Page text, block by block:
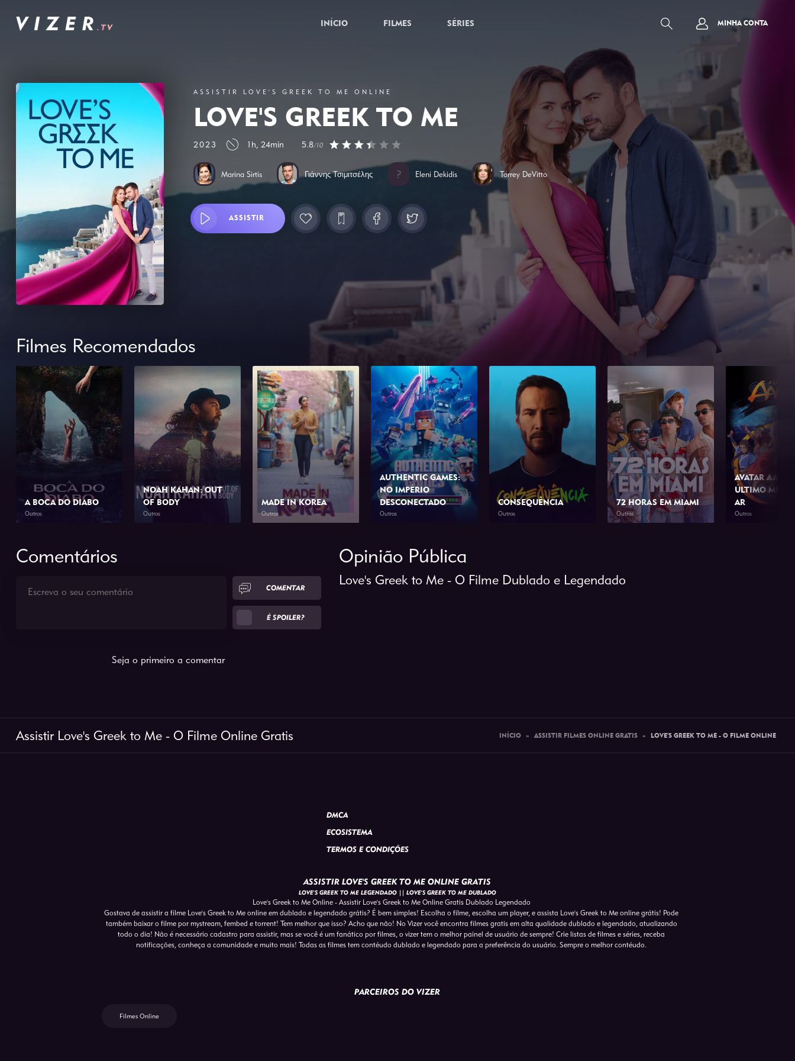
INÍCIO FILMES SÉRIES MINHA CONTA
ASSISTIR LOVE'S GREEK TO ME ONLINE
LOVE'S GREEK TO ME
2023 1h, 24min 5.8/10
Marina Sirtis Γιάννης Τσιμιτσέλης Eleni Dekidis Torrey DeVitto
ASSISTIR
Filmes Recomendados
A BOCA DO DIABO
Outros
NOAH KAHAN: OUT
OF BODY
Outros
MADE IN KOREA
Outros
AUTHENTIC GAMES:
NO IMPÉRIO
DESCONECTADO
Outros
CONSEQUÊNCIA
Outros
72 HORAS EM MIAMI
Outros
AVATAR AANG:
ÚLTIMO
AR
Outros
Comentários
COMENTAR
É SPOILER?
Seja o primeiro a comentar
Opinião Pública
Love's Greek to Me - O Filme Dublado e Legendado
Assistir Love's Greek to Me - O Filme Online Gratis INÍCIO » ASSISTIR FILMES ONLINE GRATIS » LOVE'S GREEK TO ME - O FILME ONLINE
DMCA
ECOSISTEMA
TERMOS E CONDIÇÕES
ASSISTIR LOVE'S GREEK TO ME ONLINE GRATIS
LOVE'S GREEK TO ME LEGENDADO || LOVE'S GREEK TO ME DUBLADO
Love's Greek to Me Online - Assistir Love's Greek to Me Online Gratis Dublado Legendado
Gostava de assistir a filme Love's Greek to Me online em dublado e legendado grátis? É bem simples! Escolha o filme, escolha um player, e assista Love's Greek to Me online grátis! Pode
também baixar o filme por mystream, fembed e torrent! Tem melhor que isso? Acho que não! No Vizer você encontra filmes gratis em alta qualidade dublado e legendado, atualizando
todo o dia! Não é necessário cadastro para assistir, mas se você é um fanático por filmes, o vizer tem o melhor painel de usuário de sempre! Crie listas de filmes e séries, receba
notificações, conheça a comunidade e muito mais! Todas as filmes tem contéudo dublado e legendado para a preferência do usuário. Sempre o melhor contéudo.
PARCEIROS DO VIZER
Filmes Online